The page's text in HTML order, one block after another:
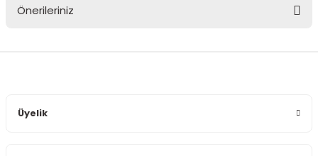
Önerileriniz
Üyelik